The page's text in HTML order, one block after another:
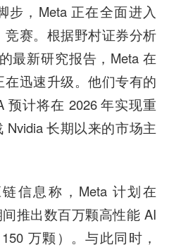
步，Meta 正在全面进入
竞赛。根据野村证券分析
最新研究报告，Meta 在
迅速升级。他们专有的
预计将在 2026 年实现重
长期以来的市场主
信息称，Meta 计划在
推出数百万颗高性能 AI
万颗）。与此同时，